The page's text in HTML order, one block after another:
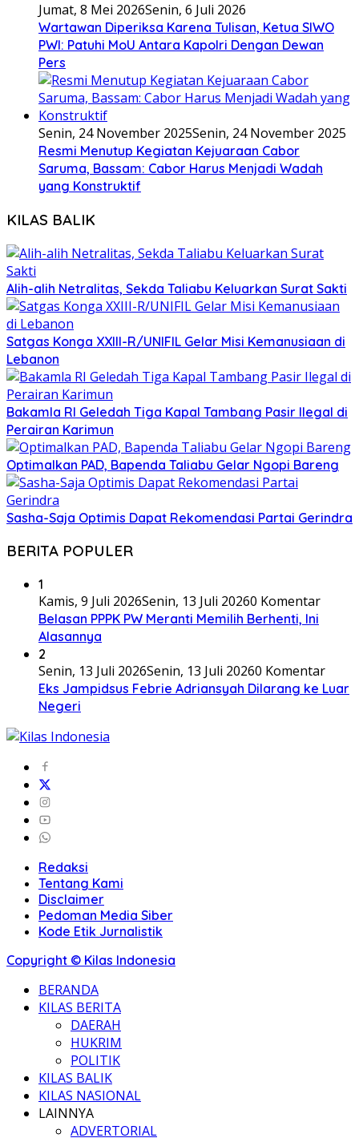
Jumat, 8 Mei 2026Senin, 6 Juli 2026
Wartawan Diperiksa Karena Tulisan, Ketua SIWO
PWI: Patuhi MoU Antara Kapolri Dengan Dewan
Pers
Senin, 24 November 2025Senin, 24 November 2025
Resmi Menutup Kegiatan Kejuaraan Cabor
Saruma, Bassam: Cabor Harus Menjadi Wadah
yang Konstruktif
KILAS BALIK
Alih-alih Netralitas, Sekda Taliabu Keluarkan Surat Sakti
Satgas Konga XXIII-R/UNIFIL Gelar Misi Kemanusiaan di
Lebanon
Bakamla RI Geledah Tiga Kapal Tambang Pasir Ilegal di
Perairan Karimun
Optimalkan PAD, Bapenda Taliabu Gelar Ngopi Bareng
Sasha-Saja Optimis Dapat Rekomendasi Partai Gerindra
BERITA POPULER
1
Kamis, 9 Juli 2026Senin, 13 Juli 20260 Komentar
Belasan PPPK PW Meranti Memilih Berhenti, Ini
Alasannya
2
Senin, 13 Juli 2026Senin, 13 Juli 20260 Komentar
Eks Jampidsus Febrie Adriansyah Dilarang ke Luar
Negeri
Redaksi
Tentang Kami
Disclaimer
Pedoman Media Siber
Kode Etik Jurnalistik
Copyright © Kilas Indonesia
BERANDA
KILAS BERITA
DAERAH
HUKRIM
POLITIK
KILAS BALIK
KILAS NASIONAL
LAINNYA
ADVERTORIAL